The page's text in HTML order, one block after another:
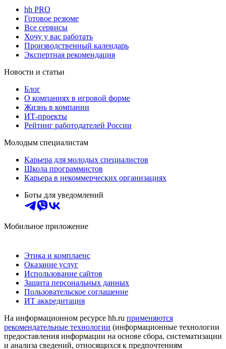
hh PRO
Готовое резюме
Все сервисы
Хочу у вас работать
Производственный календарь
Экспертная рекомендация
Новости и статьи
Блог
О компаниях в игровой форме
Жизнь в компании
ИТ-проекты
Рейтинг работодателей России
Молодым специалистам
Карьера для молодых специалистов
Школа программистов
Карьера в некоммерческих организациях
Боты для уведомлений
Мобильное приложение
Этика и комплаенс
Оказание услуг
Использование сайтов
Защита персональных данных
Пользовательское соглашение
ИТ аккредитация
На информационном ресурсе hh.ru применяются
рекомендательные технологии (информационные технологии
предоставления информации на основе сбора, систематизации
и анализа сведений, относящихся к предпочтениям